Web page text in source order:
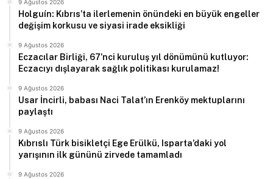
9 Ağustos 2026
Holguín: Kıbrıs’ta ilerlemenin önündeki en büyük engeller
değişim korkusu ve siyasi irade eksikliği
9 Ağustos 2026
Eczacılar Birliği, 67’nci kuruluş yıl dönümünü kutluyor:
Eczacıyı dışlayarak sağlık politikası kurulamaz!
9 Ağustos 2026
Usar İncirli, babası Naci Talat’ın Erenköy mektuplarını
paylaştı
9 Ağustos 2026
Kıbrıslı Türk bisikletçi Ege Erülkü, Isparta’daki yol
yarışının ilk gününü zirvede tamamladı
9 Ağustos 2026